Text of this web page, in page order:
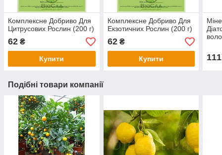
Комплексне Добриво Для
Цитрусових Рослин (200 г)
62 ₴
Купити
Комплексне Добриво Для
Екзотичних Рослин (200 г)
62₴
Купити 111
Подібні товари компанії